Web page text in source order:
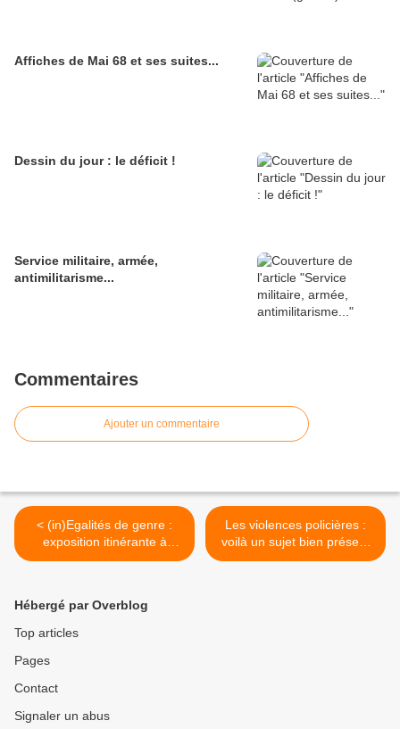
Affiches de Mai 68 et ses suites...
Dessin du jour : le déficit !
Service militaire, armée,
antimilitarisme...
Commentaires
Ajouter un commentaire
< (in)Egalités de genre :
exposition itinérante à
imprimer/louer
Les violences policières :
voilà un sujet bien présent
dans le dessin de presse et
Hébergé par Overblog
Top articles
Pages
Contact
Signaler un abus